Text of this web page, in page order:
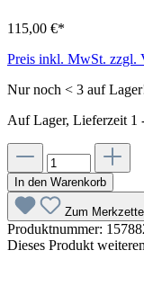
115,00 €*
Preis inkl. MwSt. zzgl.
Nur noch < 3 auf
Auf Lager, Lieferzeit 1
In den Warenkorb
Zum
Produktnummer:
Dieses Produkt